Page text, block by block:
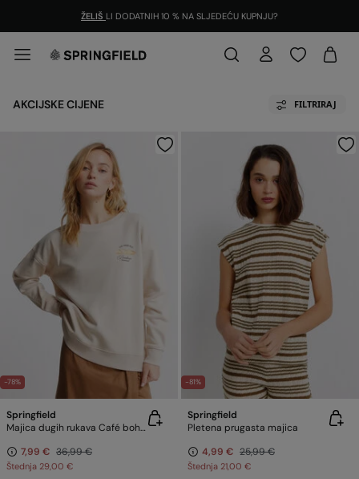
ŽELIŠ LI DODATNIH 10 % NA SLJEDEĆU KUPNJU?
AKCIJSKE CIJENE FILTRIRAJ
-78%
Springfield
Majica dugih rukava Café boheme
7,99 € 36,99 €
Štednja 29,00 €
-81%
Springfield
Pletena prugasta majica
4,99 € 25,99 €
Štednja 21,00 €